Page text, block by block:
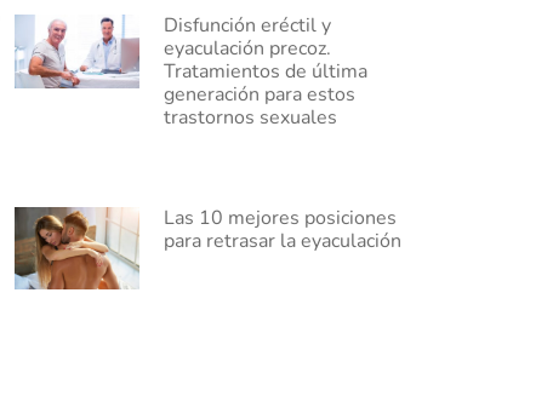
Disfunción eréctil y
eyaculación precoz.
Tratamientos de última
generación para estos
trastornos sexuales
Las 10 mejores posiciones
para retrasar la eyaculación